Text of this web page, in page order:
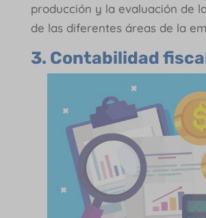
producción y la evaluación de
de las diferentes áreas de la
3. Contabilidad